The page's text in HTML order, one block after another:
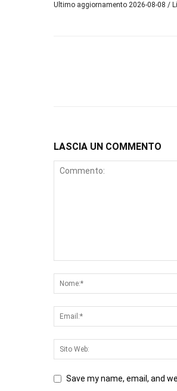
Ultimo aggiornamento 2026-08-08 /
LASCIA UN COMMENTO
Save my name, email, and